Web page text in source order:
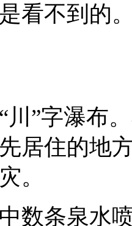
看不到的
川”字瀑布
居住的地
。
数条泉水